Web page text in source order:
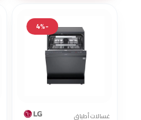
-4%
غسالات أطباق